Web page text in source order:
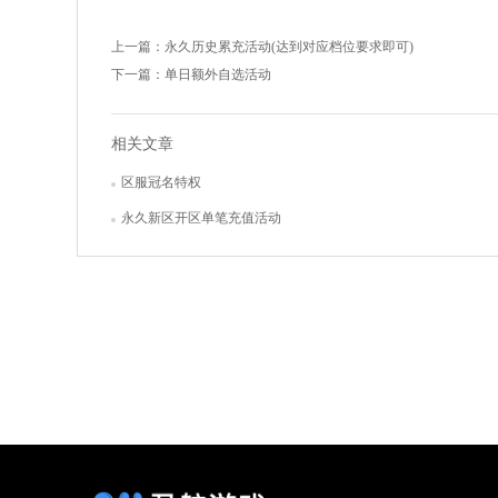
上一篇： 永久历史累充活动(达到对应档位要求即可)
下一篇： 单日额外自选活动
相关文章
区服冠名特权
永久新区开区单笔充值活动